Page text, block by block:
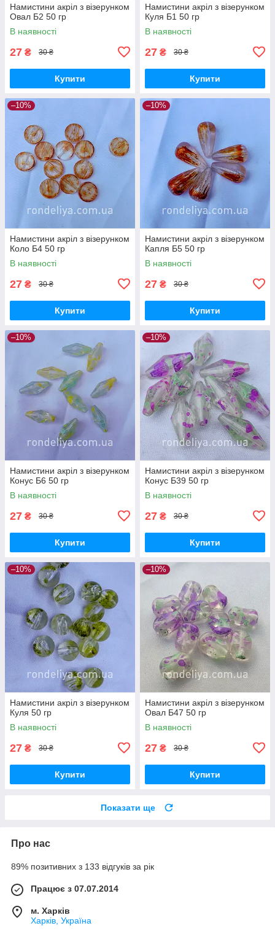
Намистини акріл з візерунком
Овал Б2 50 гр
В наявності
27 ₴ 30 ₴
Купити
Намистини акріл з візерунком
Куля Б1 50 гр
В наявності
27 ₴ 30 ₴
Купити
–10%
Намистини акріл з візерунком
Коло Б4 50 гр
В наявності
27 ₴ 30 ₴
Купити
–10%
Намистини акріл з візерунком
Капля Б5 50 гр
В наявності
27 ₴ 30 ₴
Купити
–10%
Намистини акріл з візерунком
Конус Б6 50 гр
В наявності
27 ₴ 30 ₴
Купити
–10%
Намистини акріл з візерунком
Конус Б39 50 гр
В наявності
27 ₴ 30 ₴
Купити
–10%
Намистини акріл з візерунком
Куля 50 гр
В наявності
27 ₴ 30 ₴
Купити
–10%
Намистини акріл з візерунком
Овал Б47 50 гр
В наявності
27 ₴ 30 ₴
Купити
Показати ще
Про нас
89% позитивних з 133 відгуків за рік
Працює з 07.07.2014
м. Харків
Харків, Україна